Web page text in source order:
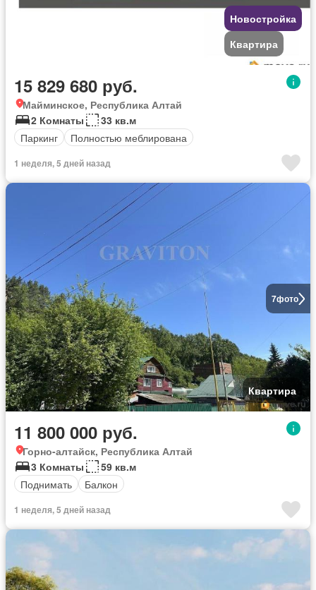
Новостройка
Квартира
15 829 680 руб.
Майминское, Республика Алтай
2 Комнаты
33 кв.м
Паркинг
Полностью меблирована
1 неделя, 5 дней назад
7фото
Квартира
11 800 000 руб.
Горно-алтайск, Республика Алтай
3 Комнаты
59 кв.м
Поднимать
Балкон
1 неделя, 5 дней назад